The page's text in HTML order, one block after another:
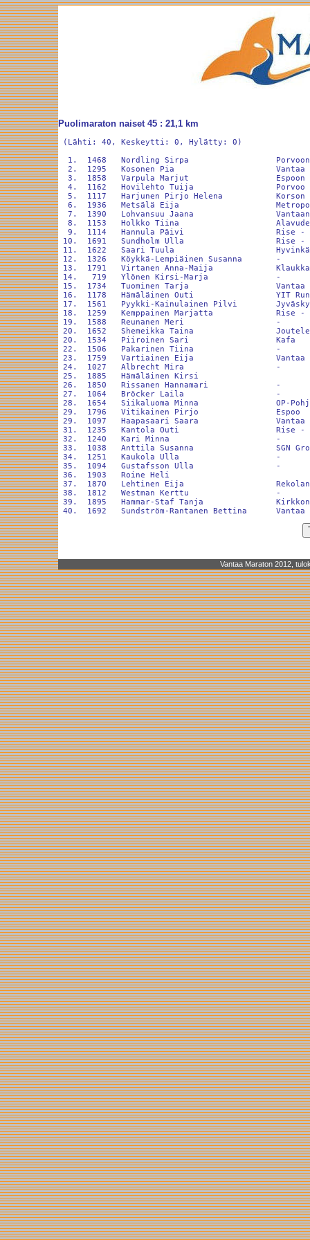
Puolimaraton naiset 45 : 21,1 km
(Lähti: 40, Keskeytti: 0, Hylätty: 0)
1.  1468   Nordling Sirpa
2.  1295   Kosonen Pia
3.  1858   Varpula Marjut
4.  1162   Hovilehto Tuija
5.  1117   Harjunen Pirjo Helena
6.  1936   Metsälä Eija
7.  1390   Lohvansuu Jaana
8.  1153   Holkko Tiina
9.  1114   Hannula Päivi                   Rise
10.  1691   Sundholm Ulla
11.  1622   Saari Tuula
12.  1326   Köykkä-Lempiäinen Susanna
13.  1791   Virtanen Anna-Maija
14.   719   Ylönen Kirsi-Marja              -
15.  1734   Tuominen Tarja
16.  1178   Hämäläinen Outi                 YIT
17.  1561   Pyykki-Kainulainen Pilvi
18.  1259   Kemppainen Marjatta
19.  1588   Reunanen Meri                   -
20.  1652   Shemeikka Taina
20.  1534   Piiroinen Sari
22.  1506   Pakarinen Tiina                 -
23.  1759   Vartiainen Eija
24.  1027   Albrecht Mira                   -
25.  1885   Hämäläinen Kirsi
26.  1850   Rissanen Hannamari
27.  1064   Bröcker Laila                   -
28.  1654   Siikaluoma Minna
29.  1796   Vitikainen Pirjo
29.  1097   Haapasaari Saara
31.  1235   Kantola Outi                    Rise
32.  1240   Kari Minna                      -
33.  1038   Anttila Susanna                 SGN
34.  1251   Kaukola Ulla                    -
35.  1094   Gustafsson Ulla                 -
36.  1903   Roine Heli
37.  1870   Lehtinen Eija
38.  1812   Westman Kerttu                  -
39.  1895   Hammar-Staf Tanja
Vantaa Maraton 2012,